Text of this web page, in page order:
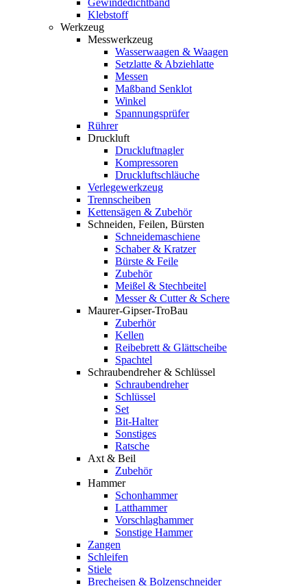
Gewindedichtband
Klebstoff
Werkzeug
Messwerkzeug
Wasserwaagen & Waagen
Setzlatte & Abziehlatte
Messen
Maßband Senklot
Winkel
Spannungsprüfer
Rührer
Druckluft
Druckluftnagler
Kompressoren
Druckluftschläuche
Verlegewerkzeug
Trennscheiben
Kettensägen & Zubehör
Schneiden, Feilen, Bürsten
Schneidemaschiene
Schaber & Kratzer
Bürste & Feile
Zubehör
Meißel & Stechbeitel
Messer & Cutter & Schere
Maurer-Gipser-TroBau
Zuberhör
Kellen
Reibebrett & Glättscheibe
Spachtel
Schraubendreher & Schlüssel
Schraubendreher
Schlüssel
Set
Bit-Halter
Sonstiges
Ratsche
Axt & Beil
Zubehör
Hammer
Schonhammer
Latthammer
Vorschlaghammer
Sonstige Hammer
Zangen
Schleifen
Stiele
Brecheisen & Bolzenschneider